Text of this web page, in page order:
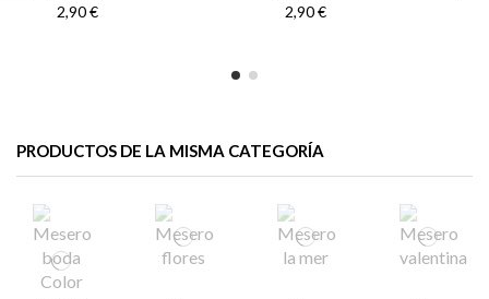
2,90 €
2,90 €
PRODUCTOS DE LA MISMA CATEGORÍA